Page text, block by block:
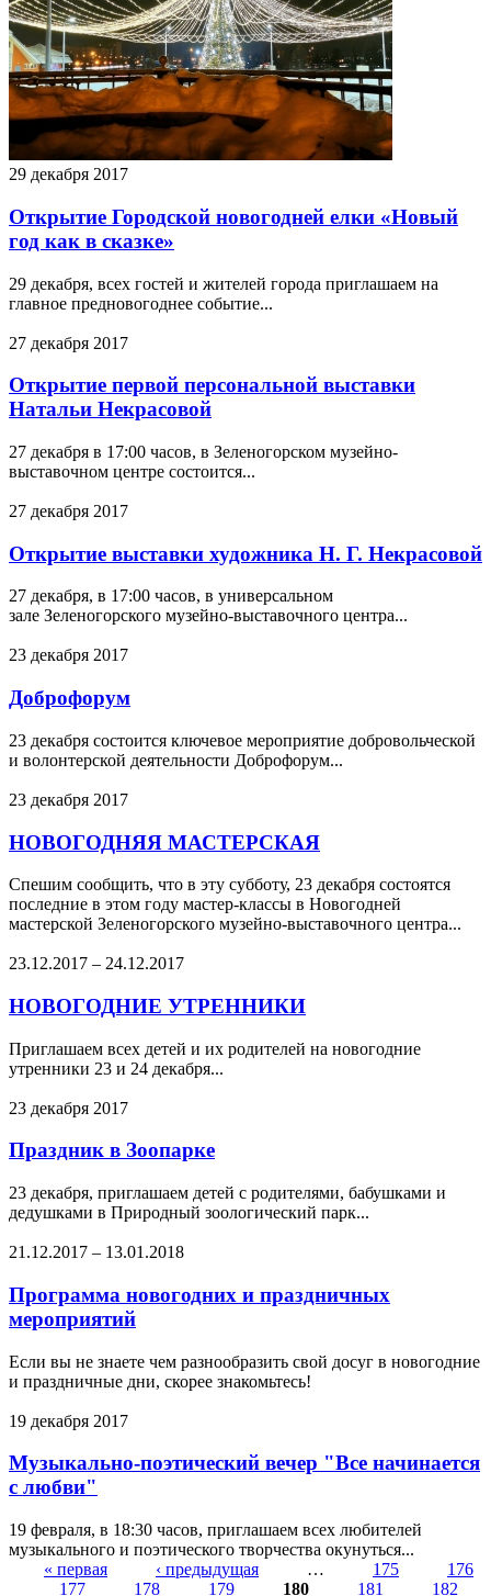
29 декабря 2017
Открытие Городской новогодней елки «Новый
год как в сказке»
29 декабря, всех гостей и жителей города приглашаем на
главное предновогоднее событие...
27 декабря 2017
Открытие первой персональной выставки
Натальи Некрасовой
27 декабря в 17:00 часов, в Зеленогорском музейно-
выставочном центре состоится...
27 декабря 2017
Открытие выставки художника Н. Г. Некрасовой
27 декабря, в 17:00 часов, в универсальном
зале Зеленогорского музейно-выставочного центра...
23 декабря 2017
Доброфорум
23 декабря состоится ключевое мероприятие добровольческой
и волонтерской деятельности Доброфорум...
23 декабря 2017
НОВОГОДНЯЯ МАСТЕРСКАЯ
Спешим сообщить, что в эту субботу, 23 декабря состоятся
последние в этом году мастер-классы в Новогодней
мастерской Зеленогорского музейно-выставочного центра...
23.12.2017 – 24.12.2017
НОВОГОДНИЕ УТРЕННИКИ
Приглашаем всех детей и их родителей на новогодние
утренники 23 и 24 декабря...
23 декабря 2017
Праздник в Зоопарке
23 декабря, приглашаем детей с родителями, бабушками и
дедушками в Природный зоологический парк...
21.12.2017 – 13.01.2018
Программа новогодних и праздничных
мероприятий
Если вы не знаете чем разнообразить свой досуг в новогодние
и праздничные дни, скорее знакомьтесь!
19 декабря 2017
Музыкально-поэтический вечер "Все начинается
с любви"
19 февраля, в 18:30 часов, приглашаем всех любителей
музыкального и поэтического творчества окунуться...
« первая ‹ предыдущая … 175
176
177
178 179 180 181 182